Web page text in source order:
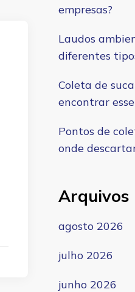
empresas?
Laudos
diferentes
Coleta de
encontrar
Pontos de
onde
Arquivos
agosto 2026
julho 2026
junho 2026